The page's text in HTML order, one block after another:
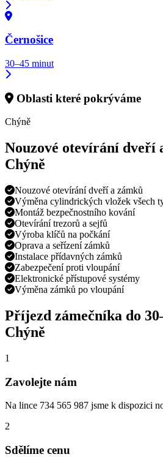
Černošice
30–45 minut
Oblasti které pokrýváme
Chýně
Nouzové otevírání dveří
Chýně
Nouzové otevírání dveří a zámků
Výměna cylindrických vložek všech
Montáž bezpečnostního kování
Otevírání trezorů a sejfů
Výroba klíčů na počkání
Oprava a seřízení zámků
Instalace přídavných zámků
Zabezpečení proti vloupání
Elektronické přístupové systémy
Výměna zámků po vloupání
Příjezd zámečníka do
Chýně
1
Zavolejte nám
Na lince 734 565 987 jsme k dispozici
2
Sdělíme cenu